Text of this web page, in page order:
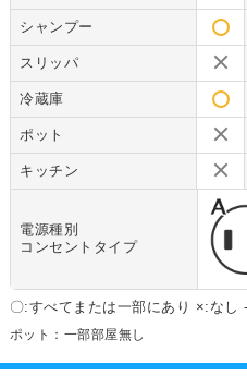
シャンプー
スリッパ
冷蔵庫
ポット
キッチン
電源種別
コンセントタイプ
〇:すべてまたは一部にあり ×:なし
ポット：一部部屋無し